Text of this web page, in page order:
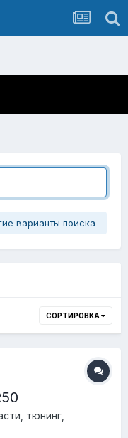
варианты поиска
СОРТИРОВКА
тюнинг,